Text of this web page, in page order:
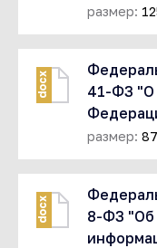
размер:
docx
41-ФЗ "О
размер:
docx
8-ФЗ "Об